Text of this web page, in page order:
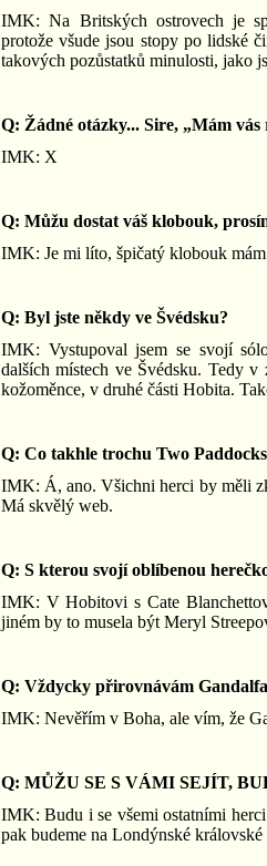
IMK: Na Britských ostrovech je
protože všude jsou stopy po lidské
takových pozůstatků minulosti, jako
Q: Žádné otázky... Sire, „Mám
IMK: X
Q: Můžu dostat váš klobouk,
IMK: Je mi líto, špičatý klobouk
Q: Byl jste někdy ve Švédsku?
IMK: Vystupoval jsem se svojí
dalších místech ve Švédsku. Tedy
kožoměnce, v druhé části Hobita.
Q: Co takhle trochu Two
IMK: Á, ano. Všichni herci by měli
Má skvělý web.
Q: S kterou svojí oblíbenou
IMK: V Hobitovi s Cate
jiném by to musela být Meryl
Q: Vždycky přirovnávám
IMK: Nevěřím v Boha, ale vím, že
Q: MŮŽU SE S VÁMI SEJÍT,
IMK: Budu i se všemi ostatními
pak budeme na Londýnské